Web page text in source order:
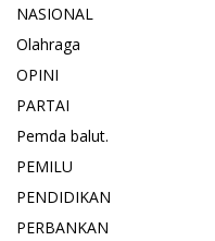
NASIONAL
Olahraga
OPINI
PARTAI
Pemda balut.
PEMILU
PENDIDIKAN
PERBANKAN